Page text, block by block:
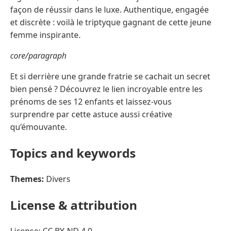
façon de réussir dans le luxe. Authentique, engagée
et discrète : voilà le triptyque gagnant de cette jeune
femme inspirante.
core/paragraph
Et si derrière une grande fratrie se cachait un secret
bien pensé ? Découvrez le lien incroyable entre les
prénoms de ses 12 enfants et laissez-vous
surprendre par cette astuce aussi créative
qu’émouvante.
Topics and keywords
Themes: Divers
License & attribution